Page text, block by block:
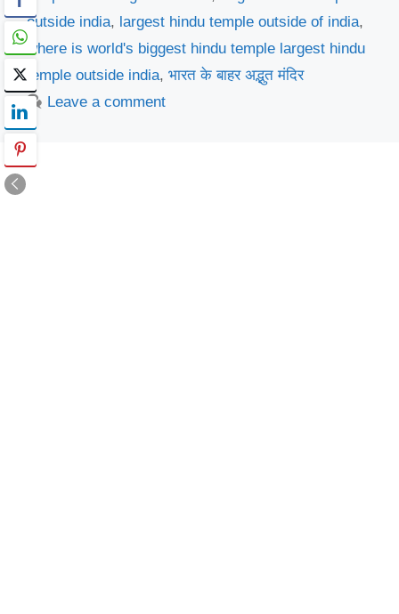
outside india, largest hindu temple outside of india,
where is world's biggest hindu temple largest hindu
temple outside india, भारत के बाहर अद्भुत मंदिर
Leave a comment